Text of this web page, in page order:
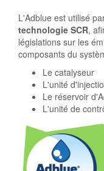
L'Adblue est utilisé
technologie SCR,
législations sur les
composants du
Le catalyseur
L'unité
Le réservoir
L'unité de